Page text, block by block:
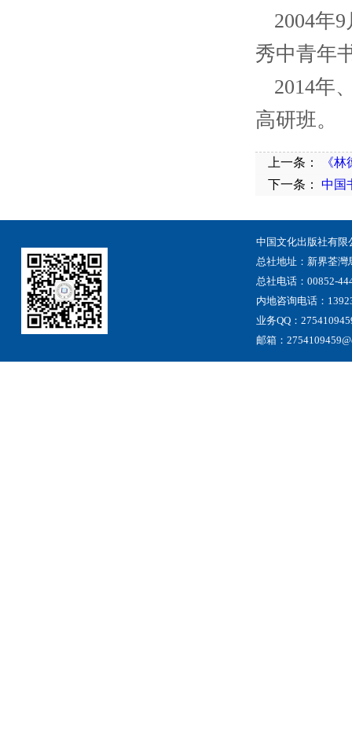
2004年
秀中青年
2014年
高研班。
上一条：
《
下一条： 中国
中国文化出版社有
总社地址 ： 新界荃灣
总社电话：00852-
内地咨询电话：
业务QQ：
邮箱：